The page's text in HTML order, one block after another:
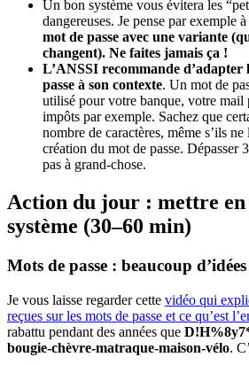
Un bon système vous évitera les
dangereuses. Je pense par exemple à
mot de passe avec une variante
changent). Ne faites jamais ça !
L’ANSSI recommande d’adapter
passe à son contexte. Un mot de
utilisé pour votre banque, votre mail
impôts par exemple. Sachez que
nombre de caractères, même s’ils
création du mot de passe. Dépasser
pas à grand-chose.
Action du jour : mettre en
système (30–60 min)
Mots de passe : beaucoup
Je vous laisse regarder cette vidéo qui
reçues sur les mots de passe et ce qu’est
rabattu pendant des années que
bougie-chèvre-matraque-maison-vélo.